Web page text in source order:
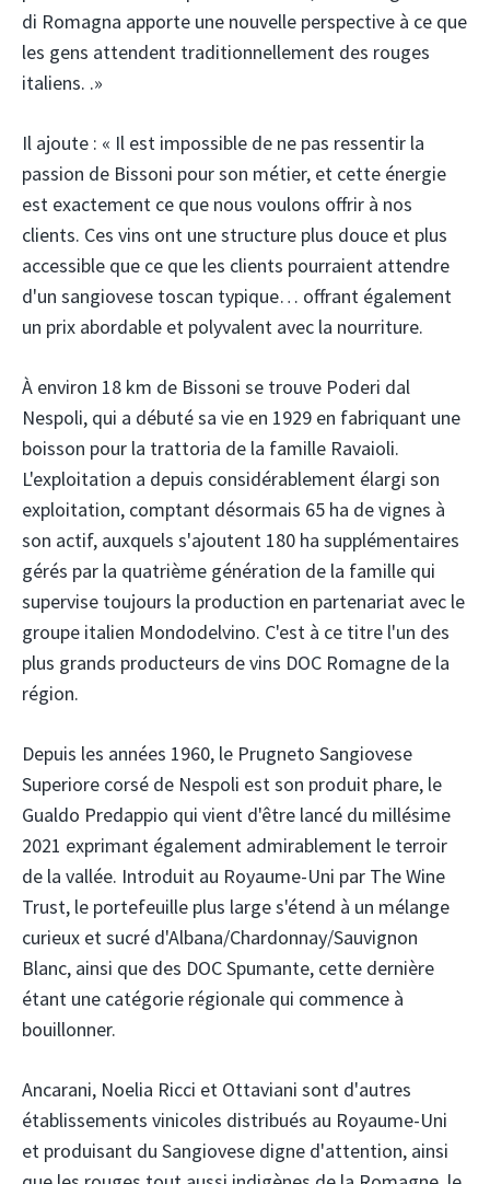
di Romagna apporte une nouvelle perspective à ce que
les gens attendent traditionnellement des rouges
italiens. .»
Il ajoute : « Il est impossible de ne pas ressentir la
passion de Bissoni pour son métier, et cette énergie
est exactement ce que nous voulons offrir à nos
clients. Ces vins ont une structure plus douce et plus
accessible que ce que les clients pourraient attendre
d'un sangiovese toscan typique… offrant également
un prix abordable et polyvalent avec la nourriture.
À environ 18 km de Bissoni se trouve Poderi dal
Nespoli, qui a débuté sa vie en 1929 en fabriquant une
boisson pour la trattoria de la famille Ravaioli.
L'exploitation a depuis considérablement élargi son
exploitation, comptant désormais 65 ha de vignes à
son actif, auxquels s'ajoutent 180 ha supplémentaires
gérés par la quatrième génération de la famille qui
supervise toujours la production en partenariat avec le
groupe italien Mondodelvino. C'est à ce titre l'un des
plus grands producteurs de vins DOC Romagne de la
région.
Depuis les années 1960, le Prugneto Sangiovese
Superiore corsé de Nespoli est son produit phare, le
Gualdo Predappio qui vient d'être lancé du millésime
2021 exprimant également admirablement le terroir
de la vallée. Introduit au Royaume-Uni par The Wine
Trust, le portefeuille plus large s'étend à un mélange
curieux et sucré d'Albana/Chardonnay/Sauvignon
Blanc, ainsi que des DOC Spumante, cette dernière
étant une catégorie régionale qui commence à
bouillonner.
Ancarani, Noelia Ricci et Ottaviani sont d'autres
établissements vinicoles distribués au Royaume-Uni
et produisant du Sangiovese digne d'attention, ainsi